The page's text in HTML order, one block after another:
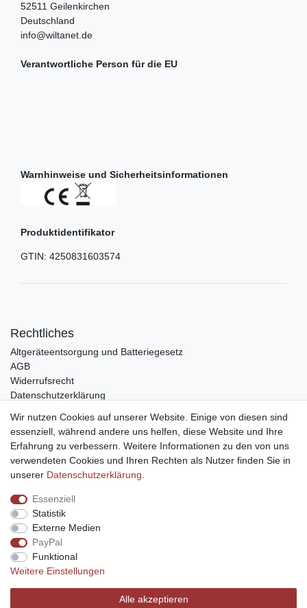
52511 Geilenkirchen
Deutschland
info@wiltanet.de
Verantwortliche Person für die EU
Warnhinweise und Sicherheitsinformationen
Produktidentifikator
GTIN: 4250831603574
Rechtliches
Altgeräteentsorgung und Batteriegesetz
AGB
Widerrufsrecht
Datenschutzerklärung
Impressum
Service
Zahlungsarten
Lieferung und Abholung
Unternehmen
Über uns
Karriere
Kontakt
Wir nutzen Cookies auf unserer Website. Einige von diesen sind
essenziell, während andere uns helfen, diese Website und Ihre
Erfahrung zu verbessern. Weitere Informationen zu den von uns
verwendeten Cookies und Ihren Rechten als Nutzer finden Sie in
unserer Daten­schutz­erklärung
Essenziell
Statistik
Externe Medien
PayPal
Funktional
Weitere Einstellungen
Alle akzeptieren